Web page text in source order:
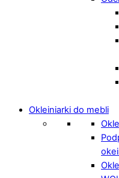
Okleiniarki do mebli